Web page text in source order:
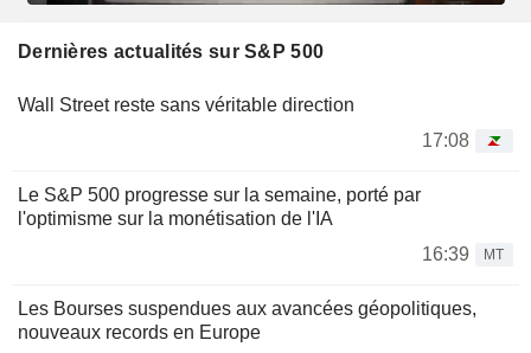
Dernières actualités sur S&P 500
Wall Street reste sans véritable direction
17:08
Le S&P 500 progresse sur la semaine, porté par
l'optimisme sur la monétisation de l'IA
16:39
MT
Les Bourses suspendues aux avancées géopolitiques,
nouveaux records en Europe